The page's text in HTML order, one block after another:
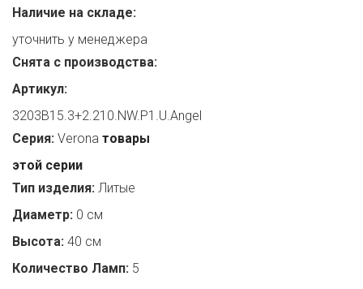
Наличие на складе:
уточнить у менеджера
Снята с производства:
Артикул:
3203B15.3+2.210.NW.P1.U.Angel
Серия: Verona товары
этой серии
Тип изделия: Литые
Диаметр: 0 см
Высота: 40 см
Количество Ламп: 5